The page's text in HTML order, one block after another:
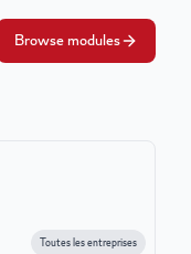
Browse modules
Toutes les entreprises